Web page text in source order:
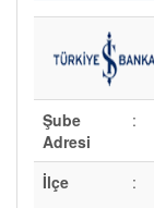
Şube
Adresi
:
İlçe
: